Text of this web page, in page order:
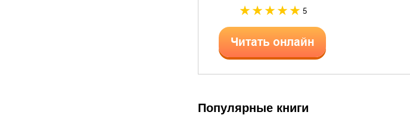
5
Читать онлайн
Популярные книги